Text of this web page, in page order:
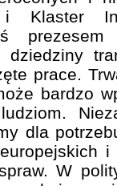
i Klaster
prezesem
dziedziny
prace.
bardzo
dla
W